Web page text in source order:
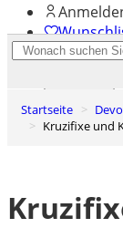
Startseite
Kruzifixe und